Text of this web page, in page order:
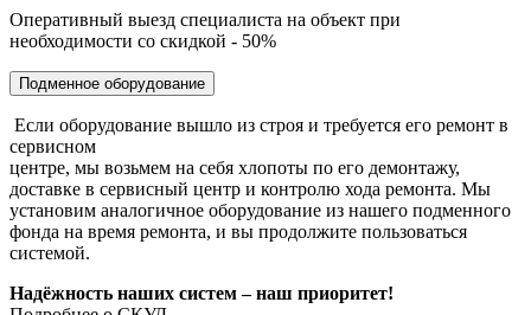
Оперативный выезд специалиста на объект при
необходимости со скидкой - 50%
Подменное оборудование
Если оборудование вышло из строя и требуется его ремонт в
сервисном
центре, мы возьмем на себя хлопоты по его демонтажу,
доставке в сервисный центр и контролю хода ремонта. Мы
установим аналогичное оборудование из нашего подменного
фонда на время ремонта, и вы продолжите пользоваться
системой.
Надёжность наших систем – наш приоритет!